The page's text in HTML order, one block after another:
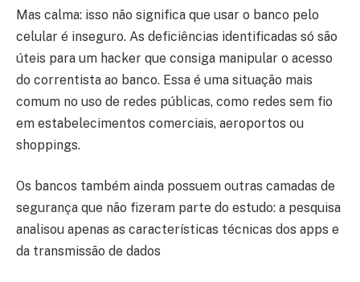
Mas calma: isso não significa que usar o banco pelo
celular é inseguro. As deficiências identificadas só são
úteis para um hacker que consiga manipular o acesso
do correntista ao banco. Essa é uma situação mais
comum no uso de redes públicas, como redes sem fio
em estabelecimentos comerciais, aeroportos ou
shoppings.
Os bancos também ainda possuem outras camadas de
segurança que não fizeram parte do estudo: a pesquisa
analisou apenas as características técnicas dos apps e
da transmissão de dados